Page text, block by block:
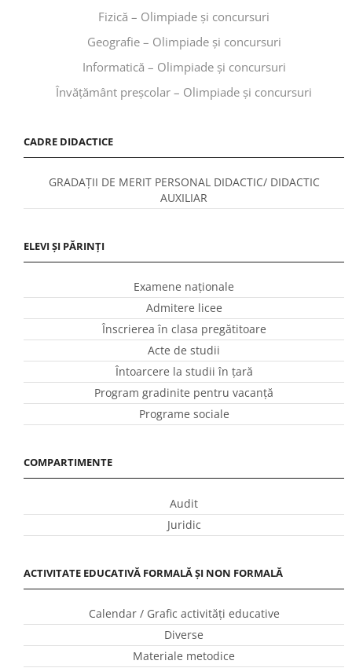
Fizică – Olimpiade și concursuri
Geografie – Olimpiade și concursuri
Informatică – Olimpiade și concursuri
Învăţământ preşcolar – Olimpiade și concursuri
CADRE DIDACTICE
GRADAȚII DE MERIT PERSONAL DIDACTIC/ DIDACTIC
AUXILIAR
ELEVI ȘI PĂRINȚI
Examene naționale
Admitere licee
Înscrierea în clasa pregătitoare
Acte de studii
Întoarcere la studii în ţară
Program gradinite pentru vacanţă
Programe sociale
COMPARTIMENTE
Audit
Juridic
ACTIVITATE EDUCATIVĂ FORMALĂ ȘI NON FORMALĂ
Calendar / Grafic activităţi educative
Diverse
Materiale metodice